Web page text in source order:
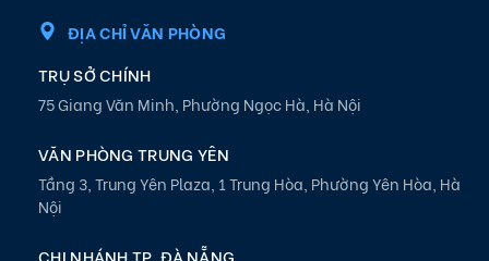
ĐỊA CHỈ VĂN PHÒNG
TRỤ SỞ CHÍNH
75 Giang Văn Minh, Phường Ngọc Hà, Hà Nội
VĂN PHÒNG TRUNG YÊN
Tầng 3, Trung Yên Plaza, 1 Trung Hòa, Phường Yên Hòa, Hà
Nội
CHI NHÁNH TP. ĐÀ NẴNG